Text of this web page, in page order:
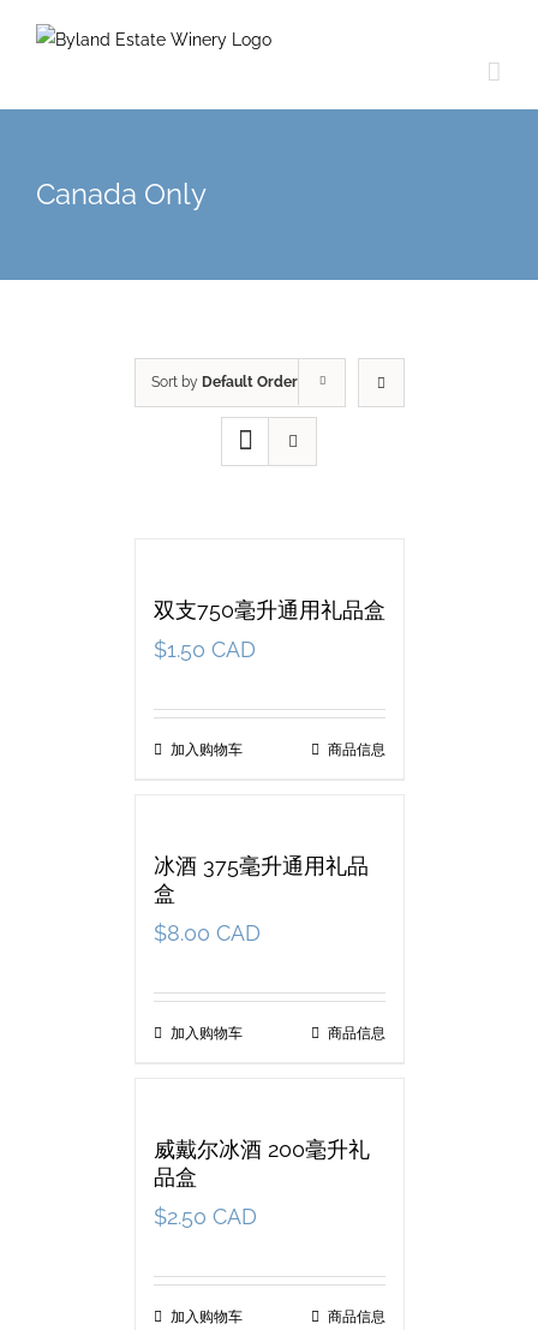
Canada Only
Sort by Default Order
双支750毫升通用礼品盒
$1.50 CAD
加入购物车 商品信息
冰酒 375毫升通用礼品
盒
$8.00 CAD
加入购物车 商品信息
威戴尔冰酒 200毫升礼
品盒
$2.50 CAD
加入购物车 商品信息